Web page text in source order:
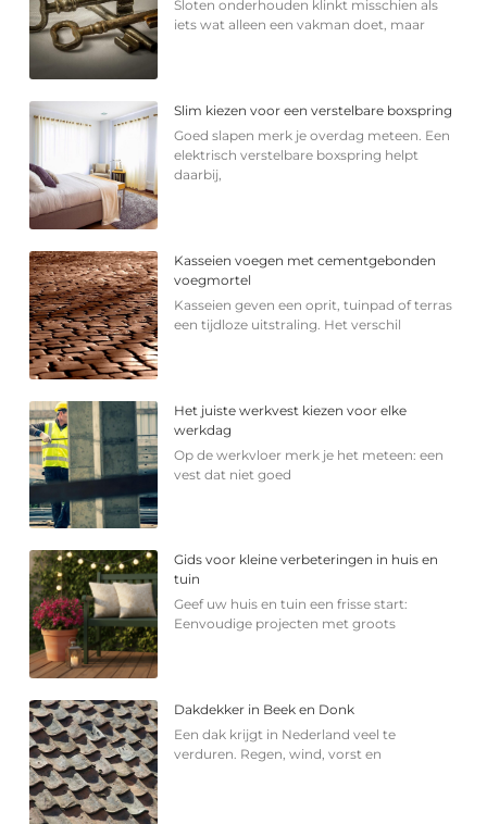
Sloten onderhouden klinkt misschien als
iets wat alleen een vakman doet, maar
Slim kiezen voor een verstelbare boxspring
Goed slapen merk je overdag meteen. Een
elektrisch verstelbare boxspring helpt
daarbij,
Kasseien voegen met cementgebonden
voegmortel
Kasseien geven een oprit, tuinpad of terras
een tijdloze uitstraling. Het verschil
Het juiste werkvest kiezen voor elke
werkdag
Op de werkvloer merk je het meteen: een
vest dat niet goed
Gids voor kleine verbeteringen in huis en
tuin
Geef uw huis en tuin een frisse start:
Eenvoudige projecten met groots
Dakdekker in Beek en Donk
Een dak krijgt in Nederland veel te
verduren. Regen, wind, vorst en